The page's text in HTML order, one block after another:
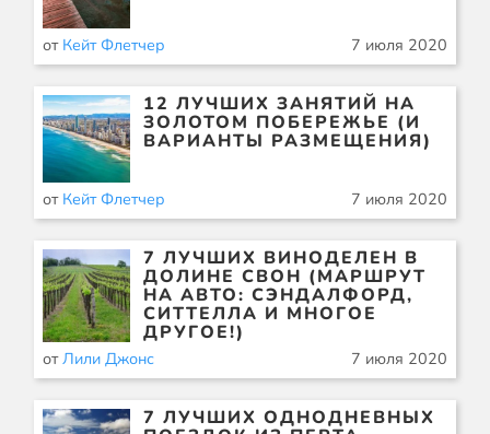
от Кейт Флетчер 7 июля 2020
12 ЛУЧШИХ ЗАНЯТИЙ НА
ЗОЛОТОМ ПОБЕРЕЖЬЕ (И
ВАРИАНТЫ РАЗМЕЩЕНИЯ)
от Кейт Флетчер 7 июля 2020
7 ЛУЧШИХ ВИНОДЕЛЕН В
ДОЛИНЕ СВОН (МАРШРУТ
НА АВТО: СЭНДАЛФОРД,
СИТТЕЛЛА И МНОГОЕ
ДРУГОЕ!)
отЛили Джонс 7 июля 2020
7 ЛУЧШИХ ОДНОДНЕВНЫХ